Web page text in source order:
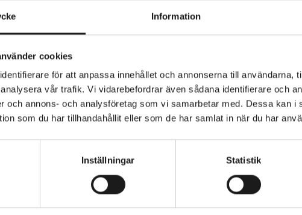
Information
cookies
för att anpassa innehållet och annonserna till användarna,
vår trafik. Vi vidarebefordrar även sådana identifierare och
och annons- och analysföretag som vi samarbetar med. Dessa kan i
som du har tillhandahållit eller som de har samlat in när du har
Inställningar Statistik
nya generationen av P ZERO Race TLR är det mest
portfölj och det första däcket med slanglös teknik som
inre lager, vilket förbättrar både gummits jämnhet och
är ett mindre styvt men snabbare däck.